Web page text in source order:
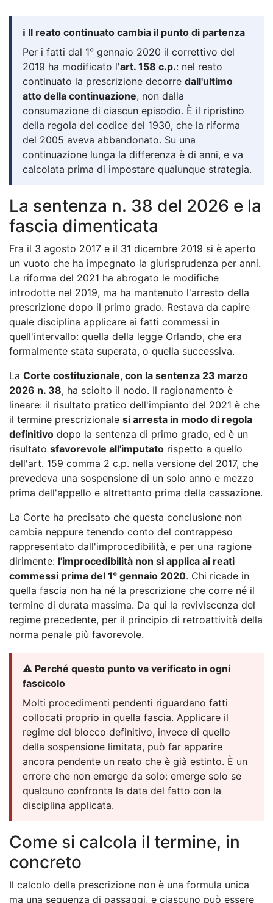
ℹ️ Il reato continuato cambia il punto di partenza
Per i fatti dal 1° gennaio 2020 il correttivo del
2019 ha modificato l'art. 158 c.p.: nel reato
continuato la prescrizione decorre dall'ultimo
atto della continuazione, non dalla
consumazione di ciascun episodio. È il ripristino
della regola del codice del 1930, che la riforma
del 2005 aveva abbandonato. Su una
continuazione lunga la differenza è di anni, e va
calcolata prima di impostare qualunque strategia.
La sentenza n. 38 del 2026 e la
fascia dimenticata
Fra il 3 agosto 2017 e il 31 dicembre 2019 si è aperto
un vuoto che ha impegnato la giurisprudenza per anni.
La riforma del 2021 ha abrogato le modifiche
introdotte nel 2019, ma ha mantenuto l'arresto della
prescrizione dopo il primo grado. Restava da capire
quale disciplina applicare ai fatti commessi in
quell'intervallo: quella della legge Orlando, che era
formalmente stata superata, o quella successiva.
La Corte costituzionale, con la sentenza 23 marzo
2026 n. 38, ha sciolto il nodo. Il ragionamento è
lineare: il risultato pratico dell'impianto del 2021 è che
il termine prescrizionale si arresta in modo di regola
definitivo dopo la sentenza di primo grado, ed è un
risultato sfavorevole all'imputato rispetto a quello
dell'art. 159 comma 2 c.p. nella versione del 2017, che
prevedeva una sospensione di un solo anno e mezzo
prima dell'appello e altrettanto prima della cassazione.
La Corte ha precisato che questa conclusione non
cambia neppure tenendo conto del contrappeso
rappresentato dall'improcedibilità, e per una ragione
dirimente: l'improcedibilità non si applica ai reati
commessi prima del 1° gennaio 2020. Chi ricade in
quella fascia non ha né la prescrizione che corre né il
termine di durata massima. Da qui la reviviscenza del
regime precedente, per il principio di retroattività della
norma penale più favorevole.
⚠️ Perché questo punto va verificato in ogni
fascicolo
Molti procedimenti pendenti riguardano fatti
collocati proprio in quella fascia. Applicare il
regime del blocco definitivo, invece di quello
della sospensione limitata, può far apparire
ancora pendente un reato che è già estinto. È un
errore che non emerge da solo: emerge solo se
qualcuno confronta la data del fatto con la
disciplina applicata.
Come si calcola il termine, in
concreto
Il calcolo della prescrizione non è una formula unica
ma una sequenza di passaggi, e ciascuno può essere